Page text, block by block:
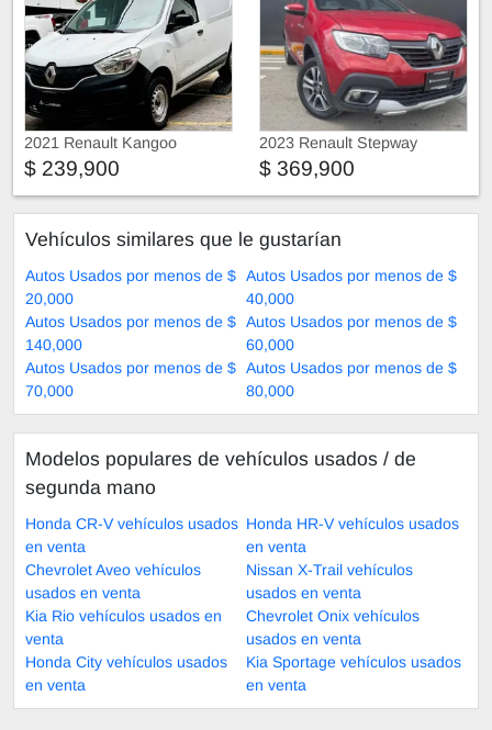
2021 Renault Kangoo
Express
$ 239,900
2023 Renault Stepway
$ 369,900
Vehículos similares que le gustarían
Autos Usados por menos de $
20,000
Autos Usados por menos de $
40,000
Autos Usados por menos de $
140,000
Autos Usados por menos de $
60,000
Autos Usados por menos de $
70,000
Autos Usados por menos de $
80,000
Modelos populares de vehículos usados ​​/ de
segunda mano
Honda CR-V vehículos usados
en venta
Honda HR-V vehículos usados
en venta
Chevrolet Aveo vehículos
usados en venta
Nissan X-Trail vehículos
usados en venta
Kia Rio vehículos usados en
venta
Chevrolet Onix vehículos
usados en venta
Honda City vehículos usados
en venta
Kia Sportage vehículos usados
en venta